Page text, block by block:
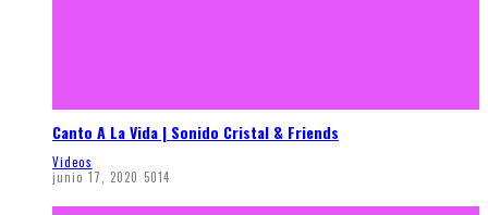
Canto A La Vida | Sonido Cristal & Friends
Videos
junio 17, 2020 5014